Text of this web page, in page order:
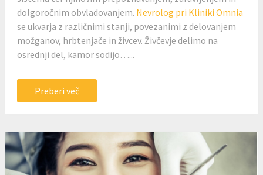
dolgoročnim obvladovanjem. Nevrolog pri Kliniki Omnia
se ukvarja z različnimi stanji, povezanimi z delovanjem
možganov, hrbtenjače in živcev. Živčevje delimo na
osrednji del, kamor sodijo…...
Preberi več